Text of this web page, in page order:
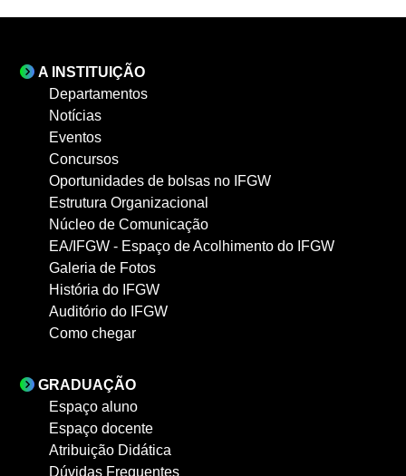
A INSTITUIÇÃO
Departamentos
Notícias
Eventos
Concursos
Oportunidades de bolsas no IFGW
Estrutura Organizacional
Núcleo de Comunicação
EA/IFGW - Espaço de Acolhimento do IFGW
Galeria de Fotos
História do IFGW
Auditório do IFGW
Como chegar
GRADUAÇÃO
Espaço aluno
Espaço docente
Atribuição Didática
Dúvidas Frequentes